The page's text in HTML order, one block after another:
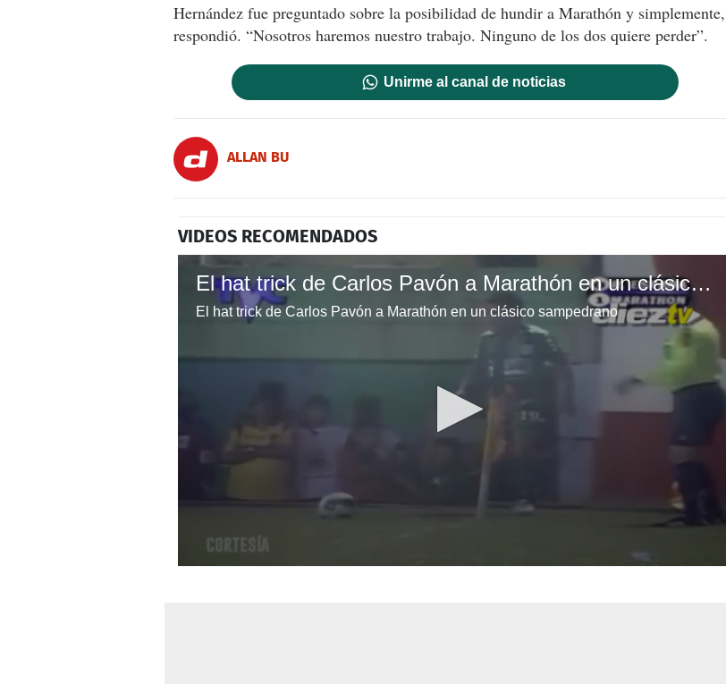
Hernández fue preguntado sobre la posibilidad de hundir a Marathón y simplemente,
respondió. “Nosotros haremos nuestro trabajo. Ninguno de los dos quiere perder”.
Unirme al canal de noticias
ALLAN BU
VIDEOS RECOMENDADOS
El hat trick de Carlos Pavón a Marathón en un clásico sampedrano
El hat trick de Carlos Pavón a Marathón en un clásico sampedrano